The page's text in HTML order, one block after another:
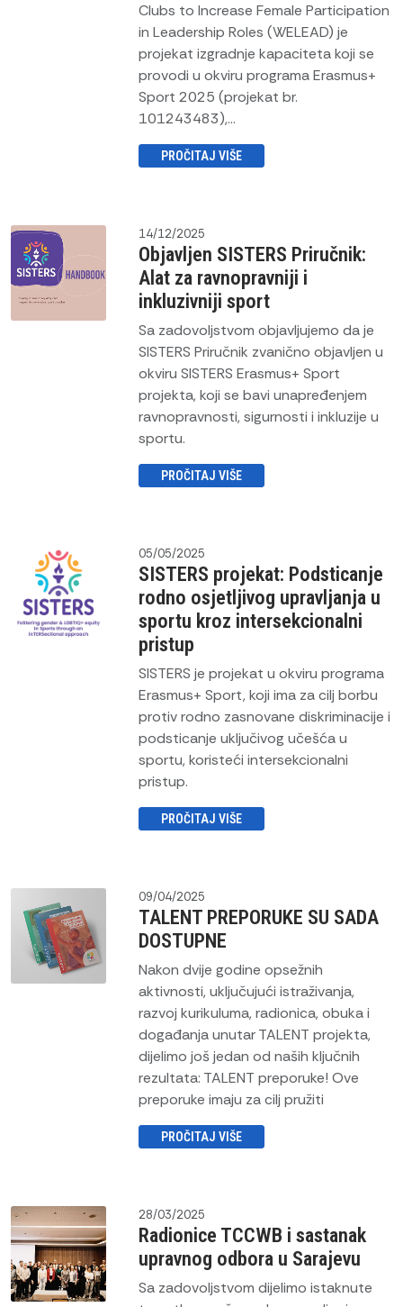
Clubs to Increase Female Participation
in Leadership Roles (WELEAD) je
projekat izgradnje kapaciteta koji se
provodi u okviru programa Erasmus+
Sport 2025 (projekat br.
101243483),...
PROČITAJ VIŠE
14/12/2025
Objavljen SISTERS Priručnik:
Alat za ravnopravniji i
inkluzivniji sport
Sa zadovoljstvom objavljujemo da je
SISTERS Priručnik zvanično objavljen u
okviru SISTERS Erasmus+ Sport
projekta, koji se bavi unapređenjem
ravnopravnosti, sigurnosti i inkluzije u
sportu.
PROČITAJ VIŠE
05/05/2025
SISTERS projekat: Podsticanje
rodno osjetljivog upravljanja u
sportu kroz intersekcionalni
pristup
SISTERS je projekat u okviru programa
Erasmus+ Sport, koji ima za cilj borbu
protiv rodno zasnovane diskriminacije i
podsticanje uključivog učešća u
sportu, koristeći intersekcionalni
pristup.
PROČITAJ VIŠE
09/04/2025
TALENT PREPORUKE SU SADA
DOSTUPNE
Nakon dvije godine opsežnih
aktivnosti, uključujući istraživanja,
razvoj kurikuluma, radionica, obuka i
događanja unutar TALENT projekta,
dijelimo još jedan od naših ključnih
rezultata: TALENT preporuke! Ove
preporuke imaju za cilj pružiti
PROČITAJ VIŠE
28/03/2025
Radionice TCCWB i sastanak
upravnog odbora u Sarajevu
Sa zadovoljstvom dijelimo istaknute